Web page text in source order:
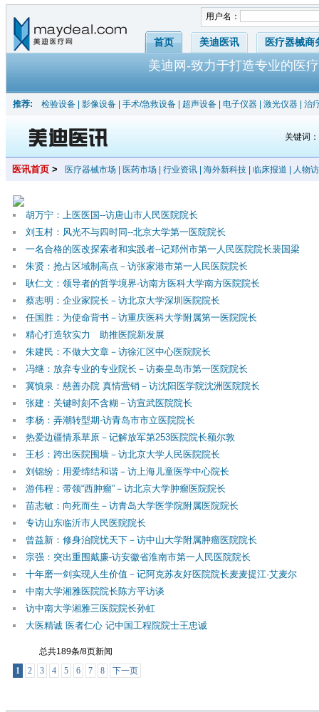
用户名：
首页 美迪医讯 医疗器械商
美迪网-致力于打造专业的医
推荐: 检验设备 影像设备 手术/急救设备 超声设备 电子仪器 激光仪器 治
关键词
医讯首页 > 医疗器械市场 医药市场 行业资讯 海外新科技 临床报道 人物
胡万宁：上医医国--访唐山市人民医院院长
刘玉村：风光不与四时同--北京大学第一医院院长
一名合格的医改探索者和实践者--记郑州市第一人民医院院长裴国梁
朱贤：抢占区域制高点－访张家港市第一人民医院院长
耿仁文：领导者的哲学境界-访南方医科大学南方医院院长
蔡志明：企业家院长－访北京大学深圳医院院长
任国胜：为使命背书－访重庆医科大学附属第一医院院长
精心打造软实力 助推医院新发展
朱建民：不做大文章－访徐汇区中心医院院长
冯继：放弃专业的专业院长－访秦皇岛市第一医院院长
冀慎泉：慈善办院 真情营销－访沈阳医学院沈洲医院院长
张建：关键时刻不含糊－访宣武医院院长
李杨：弄潮转型期-访青岛市市立医院院长
热爱边疆情系草原－记解放军第253医院院长额尔敦
王杉：跨出医院围墙－访北京大学人民医院院长
刘锦纷：用爱缔结和谐－访上海儿童医学中心院长
游伟程：带领“西肿瘤”－访北京大学肿瘤医院院长
苗志敏：向死而生－访青岛大学医学院附属医院院长
专访山东临沂市人民医院院长
曾益新：修身治院忧天下－访中山大学附属肿瘤医院院长
宗强：突出重围戴廉-访安徽省淮南市第一人民医院院长
十年磨一剑实现人生价值－记阿克苏友好医院院长麦麦提江·艾麦尔
中南大学湘雅医院院长陈方平访谈
访中南大学湘雅三医院院长孙虹
大医精诚 医者仁心 记中国工程院院士王忠诚
总共189条/8页新闻
1
2 3 4 5 6 7 8 下一页